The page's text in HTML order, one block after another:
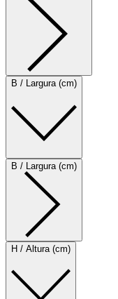
B / Largura (cm)
B / Largura (cm)
H / Altura (cm)